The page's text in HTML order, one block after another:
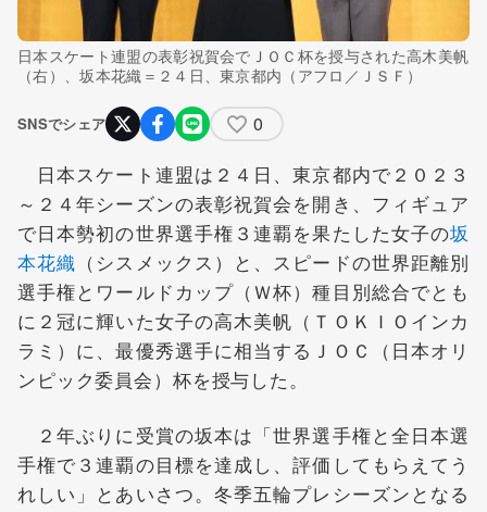
日本スケート連盟の表彰祝賀会でＪＯＣ杯を授与された高木美帆
（右）、坂本花織＝２４日、東京都内（アフロ／ＪＳＦ）
SNSでシェア 0
日本スケート連盟は２４日、東京都内で２０２３
～２４年シーズンの表彰祝賀会を開き、フィギュア
で日本勢初の世界選手権３連覇を果たした女子の坂
本花織 （シスメックス）と、スピードの世界距離別
選手権とワールドカップ（Ｗ杯）種目別総合でとも
に２冠に輝いた女子の高木美帆（ＴＯＫＩＯインカ
ラミ）に、最優秀選手に相当するＪＯＣ（日本オリ
ンピック委員会）杯を授与した。
２年ぶりに受賞の坂本は「世界選手権と全日本選
手権で３連覇の目標を達成し、評価してもらえてう
れしい」とあいさつ。冬季五輪プレシーズンとなる